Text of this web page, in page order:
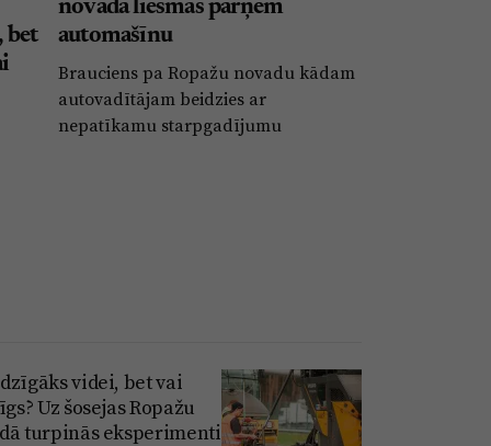
bet
novadā liesmas pārņem
automašīnu
Brauciens pa Ropažu novadu kādam
autovadītājam beidzies ar
nepatīkamu starpgadījumu
videi, bet vai
Uz šosejas Ropažu
turpinās eksperimenti